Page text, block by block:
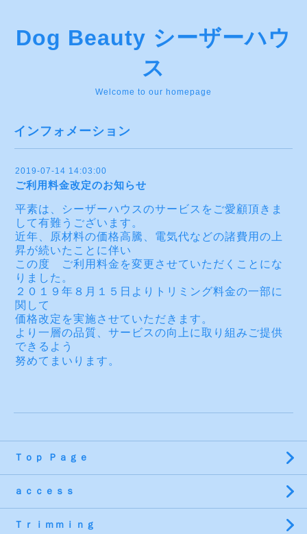
Dog Beauty シーザーハウ
ス
Welcome to our homepage
インフォメーション
2019-07-14 14:03:00
ご利用料金改定のお知らせ
平素は、シーザーハウスのサービスをご愛顧頂きま
して有難うございます。
近年、原材料の価格高騰、電気代などの諸費用の上
昇が続いたことに伴い
この度 ご利用料金を変更させていただくことにな
りました。
２０１９年８月１５日よりトリミング料金の一部に
関して
価格改定を実施させていただきます。
より一層の品質、サービスの向上に取り組みご提供
できるよう
努めてまいります。
Ｔｏｐ Ｐａｇｅ
ａｃｃｅｓｓ
Ｔｒｉｍｍｉｎｇ